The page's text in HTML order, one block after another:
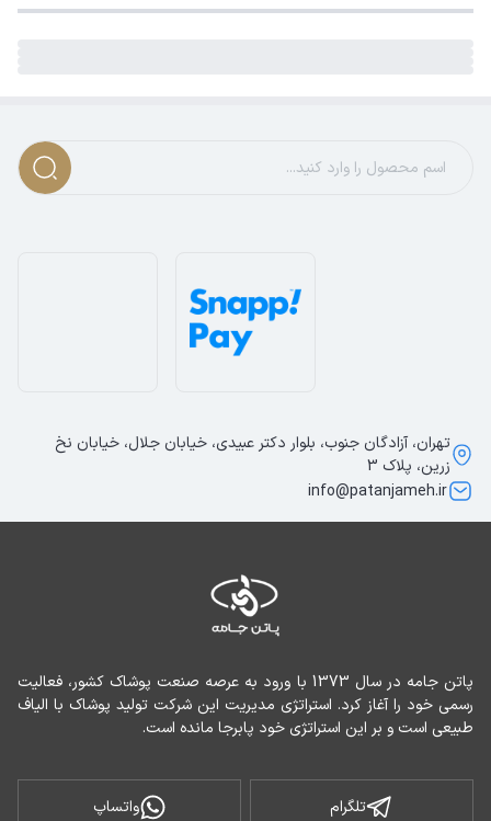
طبیعی است و بر این استراتژی خود پابرجا مانده است.
تلگرام واتساپ
تهران، آزادگان جنوب، بلوار دکتر عبیدی، خیابان جلال، خیابان نخ
زرین، پلاک 3
info@patanjameh.ir